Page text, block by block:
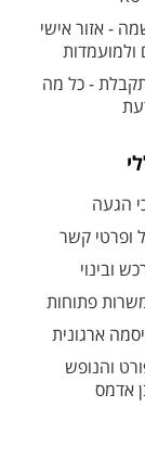
- אזור אישי
ולמועמדות
- כל מה
הגעה
ופרטי קשר
ובינוי
פתוחות
ארגונית
והנופש
אדמס